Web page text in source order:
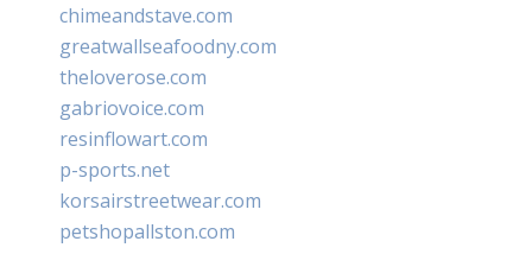
chimeandstave.com
greatwallseafoodny.com
theloverose.com
gabriovoice.com
resinflowart.com
p-sports.net
korsairstreetwear.com
petshopallston.com